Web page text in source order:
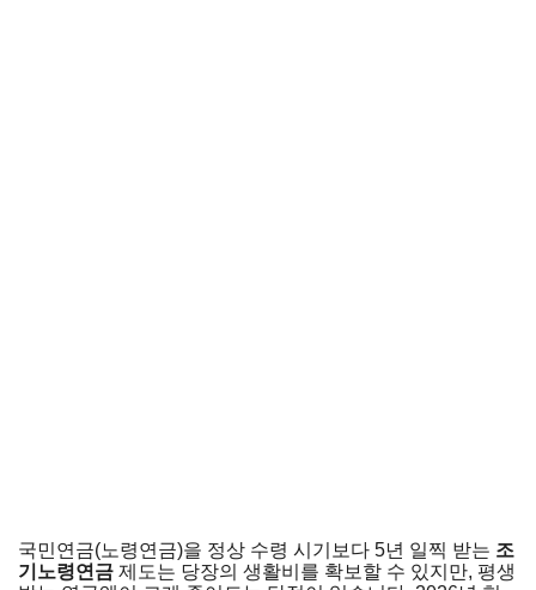
국민연금(노령연금)을 정상 수령 시기보다 5년 일찍 받는 조
기노령연금 제도는 당장의 생활비를 확보할 수 있지만, 평생